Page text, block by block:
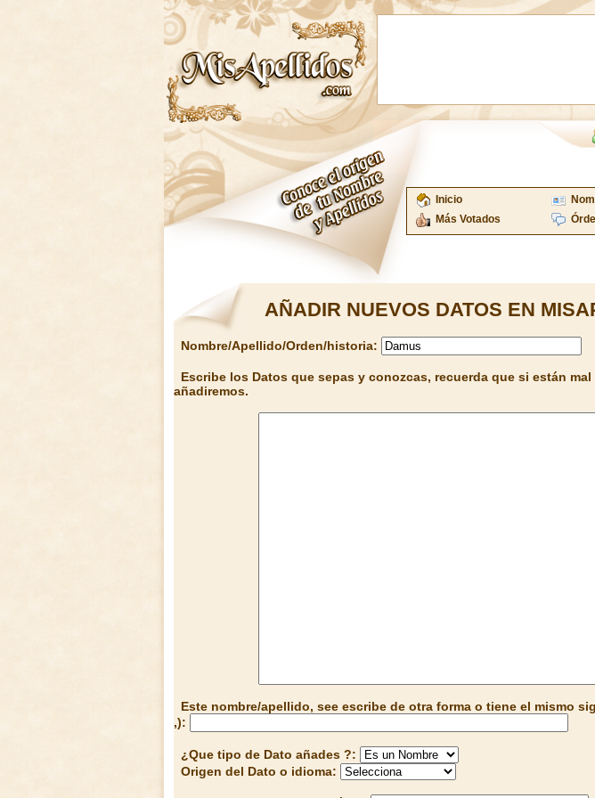
Inicio
Más Votados
AÑADIR NUEVOS DATOS EN
Nombre/Apellido/Orden/historia:
Escribe los Datos que sepas y conozcas, recuerda que si están
añadiremos.
Este nombre/apellido, see escribe de otra forma o tiene el mismo
,):
¿Que tipo de Dato añades ?:
Origen del Dato o idioma: